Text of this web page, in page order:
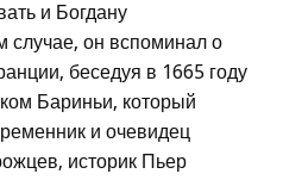
и Богдану
случае, он вспоминал о
беседуя в 1665 году
Бариньи, который
и очевидец
историк Пьер